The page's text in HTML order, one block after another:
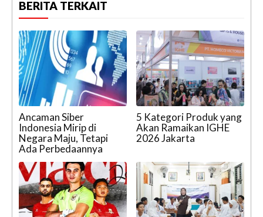
BERITA TERKAIT
Ancaman Siber
Indonesia Mirip di
Negara Maju, Tetapi
Ada Perbedaannya
5 Kategori Produk yang
Akan Ramaikan IGHE
2026 Jakarta